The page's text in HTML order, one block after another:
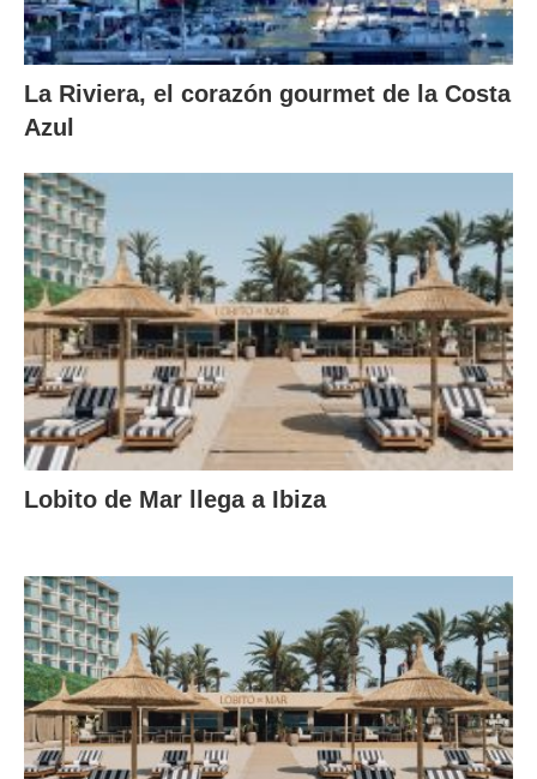
La Riviera, el corazón gourmet de la Costa
Azul
Lobito de Mar llega a Ibiza